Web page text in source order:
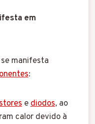
em
manifesta
:
ediodos, ao
calor devido à